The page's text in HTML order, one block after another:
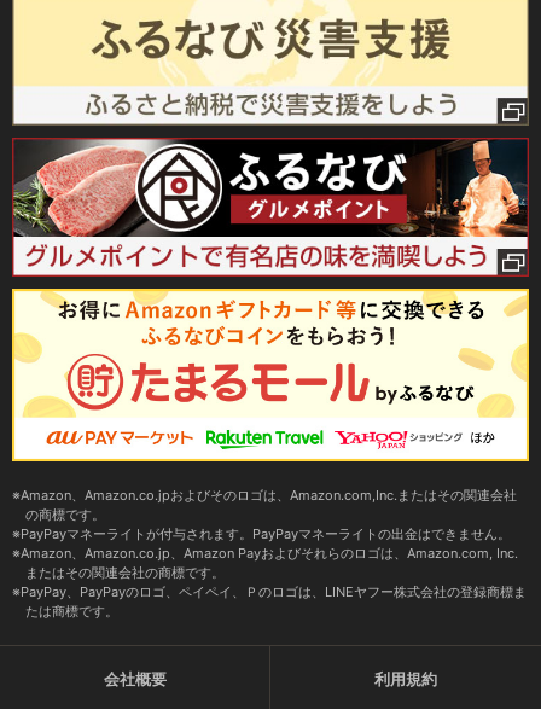
Amazon、Amazon.co.jpおよびそのロゴは、Amazon.com,Inc.またはその関連会社
の商標です。
PayPayマネーライトが付与されます。PayPayマネーライトの出金はできません。
Amazon、Amazon.co.jp、Amazon Payおよびそれらのロゴは、Amazon.com, Inc.
またはその関連会社の商標です。
PayPay、PayPayのロゴ、ペイペイ、Ｐのロゴは、LINEヤフー株式会社の登録商標ま
たは商標です。
会社概要 利用規約